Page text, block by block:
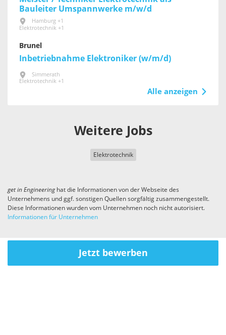
Bauleiter Umspannwerke m/w/d
Hamburg +1
Elektrotechnik +1
Brunel
Inbetriebnahme Elektroniker (w/m/d)
Simmerath
Elektrotechnik +1
Alle anzeigen
Weitere Jobs
Elektrotechnik
get in Engineeringhat die Informationen von der Webseite des
Unternehmens und ggf. sonstigen Quellen sorgfältig zusammengestellt.
Diese Informationen wurden vom Unternehmen noch nicht autorisiert.
Informationen für Unternehmen
Jetzt bewerben